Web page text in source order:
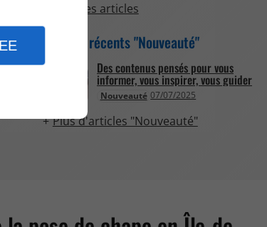
Tous les articles
Articles récents "Nouveauté"
Nouveauté 07/07/2025
Des contenus pensés pour vous
informer, vous inspirer, vous guider
Plus d'articles "Nouveauté"